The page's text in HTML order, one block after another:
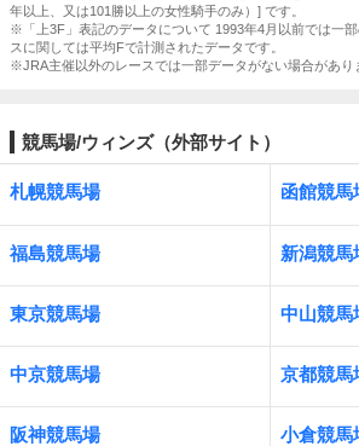
年以上、又は101勝以上の女性騎手のみ）] です。
※「上3F」表記のデータについて 1993年4月以前では一
スに関しては平均Fで計測されたデータです。
※JRA主催以外のレースでは一部データがない場合があり
競馬場/ウィンズ（外部サイト）
札幌競馬場 函館競馬
福島競馬場 新潟競馬
東京競馬場 中山競馬
中京競馬場 京都競馬
阪神競馬場 小倉競馬